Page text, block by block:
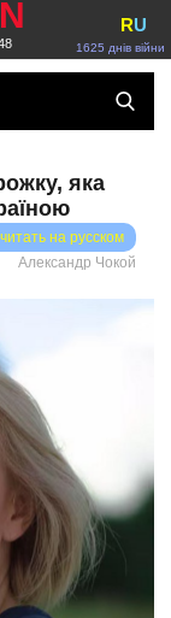
N
1625 днів війни
RU
яка
читать на русском
Александр Чокой